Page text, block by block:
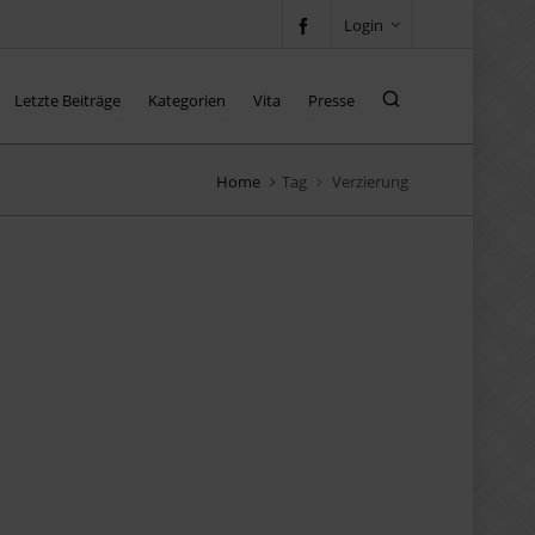
Login
Letzte Beiträge Kategorien Vita Presse
Home Tag Verzierung